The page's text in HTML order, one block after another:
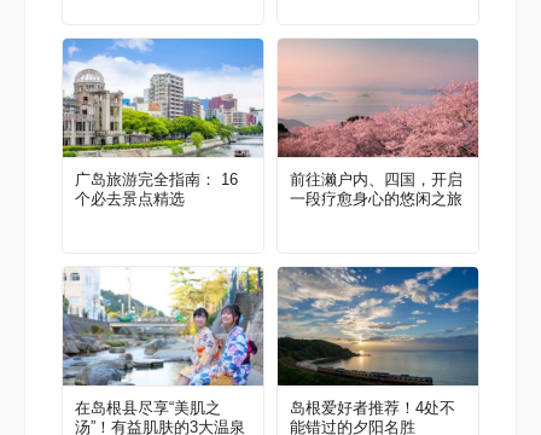
广岛旅游完全指南： 16
个必去景点精选
前往濑户内、四国，开启
一段疗愈身心的悠闲之旅
在岛根县尽享“美肌之
汤”！有益肌肤的3大温泉
岛根爱好者推荐！4处不
能错过的夕阳名胜